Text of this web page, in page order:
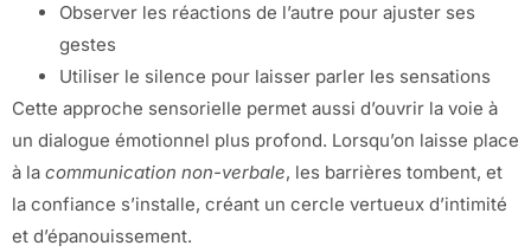
Observer les réactions de l’autre pour ajuster ses
gestes
Utiliser le silence pour laisser parler les sensations
Cette approche sensorielle permet aussi d’ouvrir la voie à
un dialogue émotionnel plus profond. Lorsqu’on laisse place
à la communication non-verbale, les barrières tombent, et
la confiance s’installe, créant un cercle vertueux d’intimité
et d’épanouissement.